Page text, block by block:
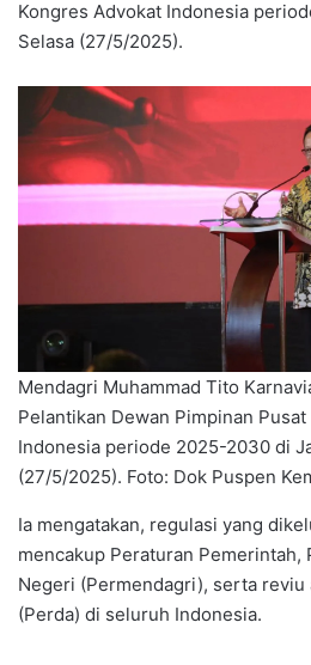
Kongres Advokat Indonesia
Selasa (27/5/2025).
Mendagri Muhammad Tito
Pelantikan Dewan Pimpinan
Indonesia periode 2025-2030 di
(27/5/2025). Foto: Dok Puspen
Ia mengatakan, regulasi yang
mencakup Peraturan Pemerintah,
Negeri (Permendagri), serta reviu
(Perda) di seluruh Indonesia.